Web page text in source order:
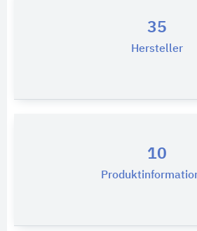
35
Hersteller
10